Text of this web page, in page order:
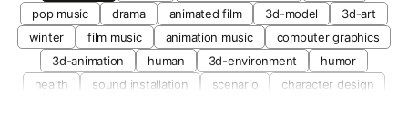
pop music
drama animated film 3d-model
3d-art
winter
film music animation music
computer graphics
3d-animation
human 3d-environment
humor
health
sound installation scenario character design